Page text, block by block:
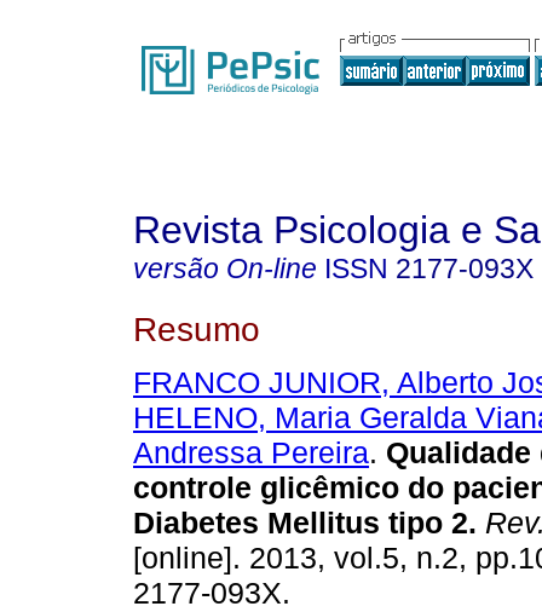
Revista Psicologia e
versão On-line ISSN 2177-093X
Resumo
FRANCO JUNIOR, Alberto
HELENO, Maria Geralda
Andressa Pereira. Qualidade
controle glicêmico do
Diabetes Mellitus tipo 2.
[online]. 2013, vol.5, n.2,
2177-093X.